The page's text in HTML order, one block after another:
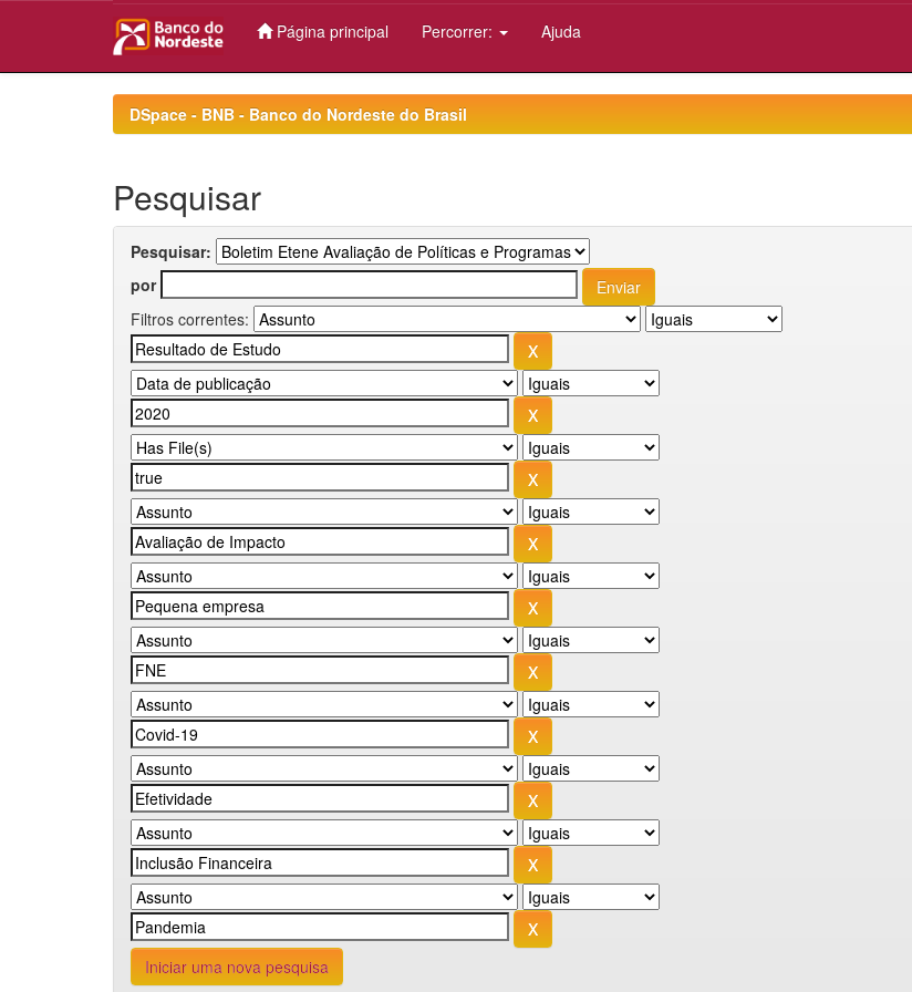
Página principal Percorrer: Ajuda
DSpace - BNB - Banco do Nordeste do Brasil
Pesquisar
Pesquisar:
por
Filtros correntes:
Iniciar uma nova pesquisa